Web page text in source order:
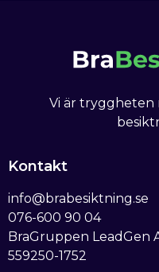
Kontakt
info@brabesiktning.se
076-600 90 04
BraGruppen LeadGen
559250-1752
Vi är tryggheten